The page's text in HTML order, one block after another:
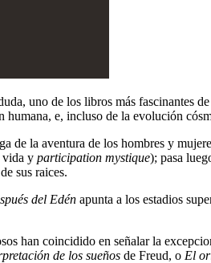
uno de los libros más fascinantes
humana, e, incluso de la evolución
de la aventura de los hombres y
vida y participation mystique); pasa
sus raices.
del Edén apunta a los estadios
han coincidido en señalar la
de los sueños de Freud, o El